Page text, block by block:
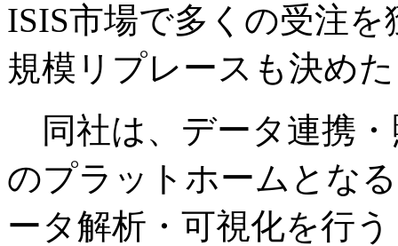
ISIS市場で多くの受注
規模リプレースも決め
同社は、データ連携
のプラットホームとな
ータ解析・可視化を行